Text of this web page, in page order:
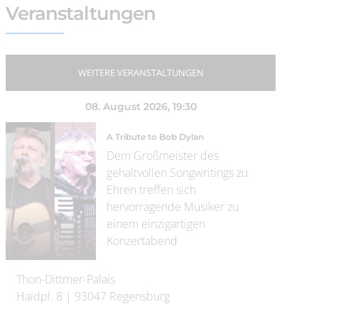
Veranstaltungen
WEITERE VERANSTALTUNGEN
08. August 2026, 19:30
A Tribute to Bob Dylan
Dem Großmeister des
gehaltvollen Songwritings zu
Ehren treffen sich
hervorragende Musiker zu
einem einzigartigen
Konzertabend
Thon-Dittmer-Palais
Haidpl. 8 | 93047 Regensburg